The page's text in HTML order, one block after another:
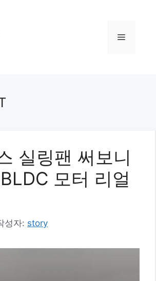
메
실링팬 써보니
모터 리얼
성자: story